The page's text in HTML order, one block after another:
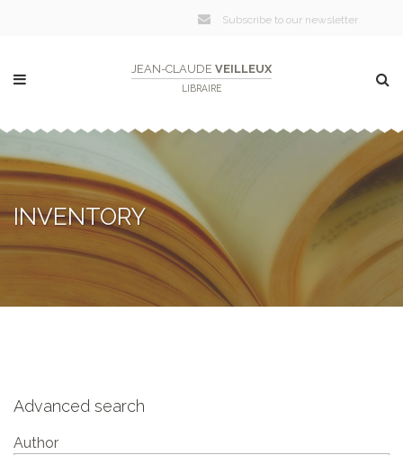
Subscribe to our newsletter
JEAN-CLAUDE VEILLEUX
LIBRAIRE
INVENTORY
Advanced search
Author